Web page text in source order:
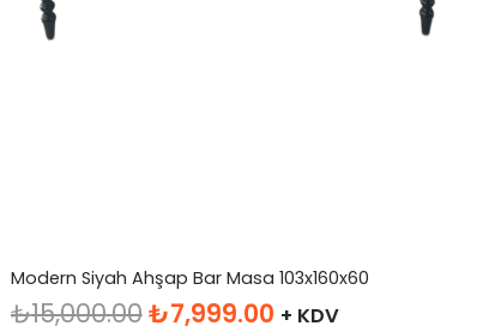
Modern Siyah Ahşap Bar Masa 103x160x60
₺15,000.00Orijinal
₺7,999.00Şu
+ KDV